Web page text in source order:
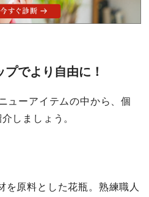
でより自由に！
ューアイテムの中から、個
しましょう。
を原料とした花瓶。熟練職人